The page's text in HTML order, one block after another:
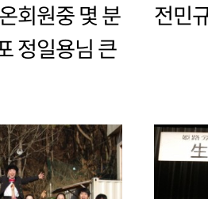
회원중 몇 분
정일용님 큰
전민